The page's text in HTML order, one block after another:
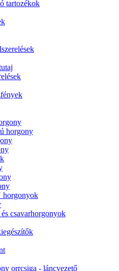
tartozékok
horgony
csavarhorgonyok
orrcsiga - láncvezető